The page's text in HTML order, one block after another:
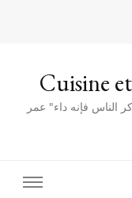
Cuisine
الناس فإنه داء" عمر